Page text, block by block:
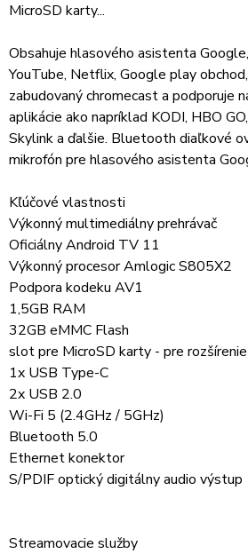
MicroSD karty...
Obsahuje hlasového asistenta
YouTube, Netflix, Google play
zabudovaný chromecast a podporuje
aplikácie ako napríklad KODI, HBO
Skylink a ďalšie. Bluetooth diaľkové
mikrofón pre hlasového asistenta
Kľúčové vlastnosti
Výkonný multimediálny prehrávač
Oficiálny Android TV 11
Výkonný procesor Amlogic S805X2
Podpora kodeku AV1
1,5GB RAM
32GB eMMC Flash
slot pre MicroSD karty - pre
1x USB Type-C
2x USB 2.0
Wi-Fi 5 (2.4GHz / 5GHz)
Bluetooth 5.0
Ethernet konektor
S/PDIF optický digitálny audio výstup
Streamovacie služby